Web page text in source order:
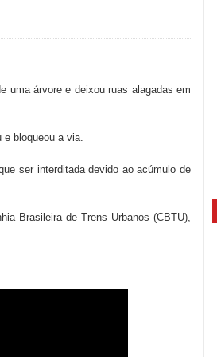
2026
público
Ribeiro à
dos serviços do
uma árvore e deixou ruas alagadas em
bloqueou a via.
ser interditada devido ao acúmulo de
Brasileira de Trens Urbanos (CBTU),